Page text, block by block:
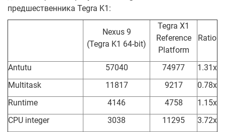
предшественника Tegra K1:
Nexus 9
(Tegra K1 64-bit)
Tegra X1
Reference
Platform
Ratio
Antutu 57040 74977
1.31x
Multitask
11817 9217
0.78x
Runtime
4146 4758
1.15x
CPU integer
3038 11295
3.72x